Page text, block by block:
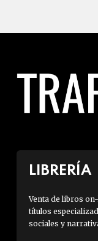
LIBRERÍA
Venta de libros
títulos
sociales y